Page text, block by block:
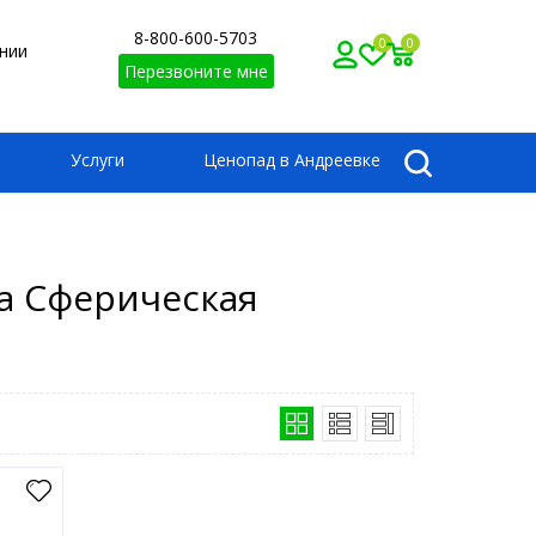
8-800-600-5703
Перезвоните мне
0 0
Услуги Ценопад в Андреевке
Сферическая